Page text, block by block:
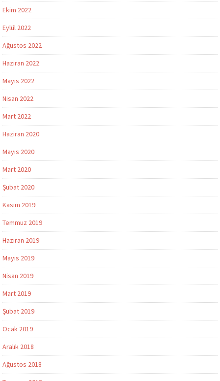
Ekim 2022
Eylül 2022
Ağustos 2022
Haziran 2022
Mayıs 2022
Nisan 2022
Mart 2022
Haziran 2020
Mayıs 2020
Mart 2020
Şubat 2020
Kasım 2019
Temmuz 2019
Haziran 2019
Mayıs 2019
Nisan 2019
Mart 2019
Şubat 2019
Ocak 2019
Aralık 2018
Ağustos 2018